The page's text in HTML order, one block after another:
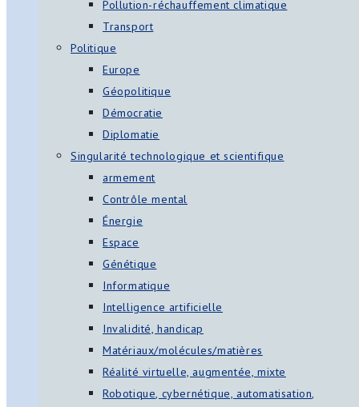
Pollution-réchauffement climatique
Transport
Politique
Europe
Géopolitique
Démocratie
Diplomatie
Singularité technologique et scientifique
armement
Contrôle mental
Énergie
Espace
Génétique
Informatique
Intelligence artificielle
Invalidité, handicap
Matériaux/molécules/matières
Réalité virtuelle, augmentée, mixte
Robotique, cybernétique, automatisation,